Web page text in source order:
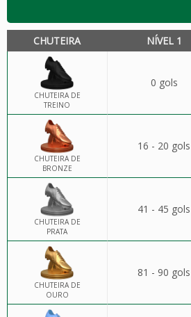
CHUTEIRA NÍVEL 1
CHUTEIRA DE
TREINO
0 gols
CHUTEIRA DE
BRONZE
16 - 20 gols
CHUTEIRA DE
PRATA
41 - 45 gols
CHUTEIRA DE
OURO
81 - 90 gols